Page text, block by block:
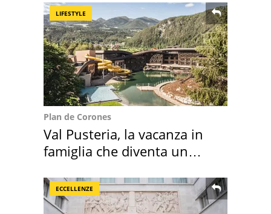
LIFESTYLE
Plan de Corones
Val Pusteria, la vacanza in
famiglia che diventa un
ECCELLENZE